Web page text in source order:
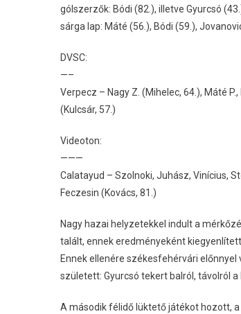
gólszerzők: Bódi (82.), illetve Gyurcsó
sárga lap: Máté (56.), Bódi (59.),
DVSC:
—–
Verpecz – Nagy Z. (Mihelec, 64.), Máté
(Kulcsár, 57.)
Videoton:
———
Calatayud – Szolnoki, Juhász, Vinícius,
Feczesin (Kovács, 81.)
Nagy hazai helyzetekkel indult a
talált, ennek eredményeként
Ennek ellenére székesfehérvári
született: Gyurcsó tekert balról, távolról a
A második félidő lüktető játékot hozott,